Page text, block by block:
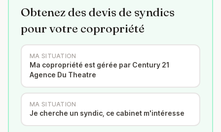
Obtenez des devis de syndics
pour votre copropriété
MA SITUATION
Ma copropriété est gérée par Century 21
Agence Du Theatre
MA SITUATION
Je cherche un syndic, ce cabinet m'intéresse